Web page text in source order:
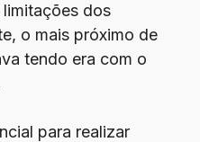
dos
o mais próximo de
tendo era com o
para realizar